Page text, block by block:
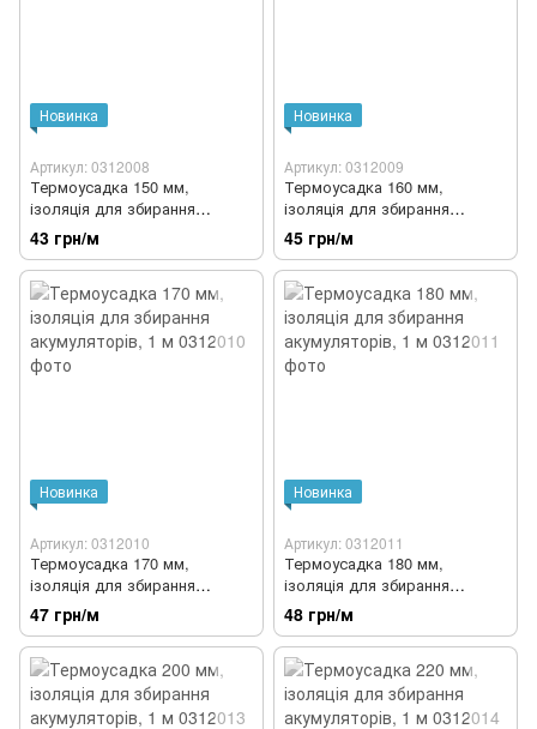
Новинка
Артикул: 0312008
Термоусадка 150 мм,
ізоляція для збирання
акумуляторів, 1 м
43 грн/м
Новинка
Артикул: 0312009
Термоусадка 160 мм,
ізоляція для збирання
акумуляторів, 1 м
45 грн/м
Новинка
Артикул: 0312010
Термоусадка 170 мм,
ізоляція для збирання
акумуляторів, 1 м
47 грн/м
Новинка
Артикул: 0312011
Термоусадка 180 мм,
ізоляція для збирання
акумуляторів, 1 м
48 грн/м